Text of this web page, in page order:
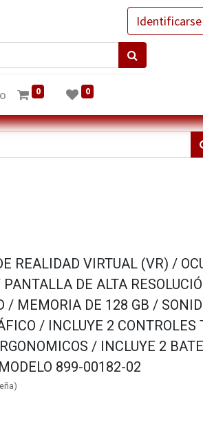
Identificarse
0 0
REALIDAD VIRTUAL (VR) /
DE ALTA
/ MEMORIA DE 128 GB /
/ INCLUYE 2 CONTROLES
/ INCLUYE 2
899-00182-02